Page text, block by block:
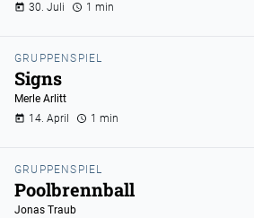
30. Juli
1 min
GRUPPENSPIEL
Signs
Merle Arlitt
14. April
1 min
GRUPPENSPIEL
Poolbrennball
Jonas Traub